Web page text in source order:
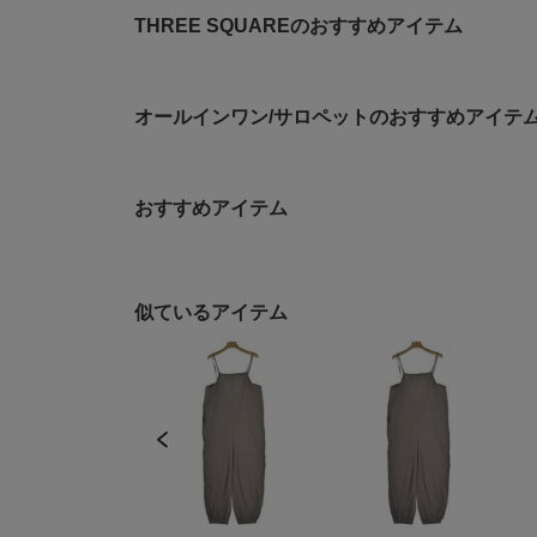
THREE SQUAREのおすすめアイテム
オールインワン/サロペットのおすすめアイテ
おすすめアイテム